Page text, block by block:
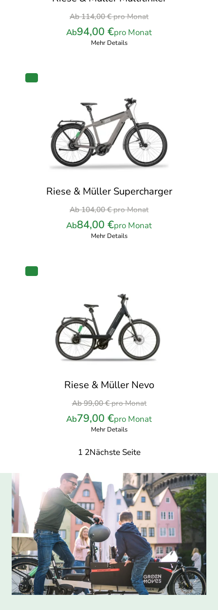
Ab114,00€pro Monat
Ursprünglicher
Preis
war:
Ab94,00 €pro Monat
Mehr Details
PRODUKT
Riese & Müller Supercharger
Ab104,00€pro Monat
Ursprünglicher
Preis
war:
Ab84,00 €pro Monat
Mehr Details
PRODUKT
Riese & Müller Nevo
Ab99,00€pro Monat
Ursprünglicher
Preis
war:
pro
Monat
Ab79,00 €pro Monat
Mehr Details
1 2Nächste Seite